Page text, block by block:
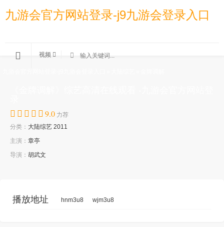
九游会官方网站登录-j9九游会登录入口
视频
9.0 力荐
分类： 大陆综艺 2011
主演： 章亭
导演： 胡武文
播放地址 hnm3u8 wjm3u8